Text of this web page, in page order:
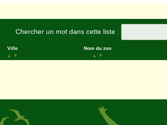
Chercher un mot dans cette liste :
Ville
▲
▼
Nom du zoo
▲
▼